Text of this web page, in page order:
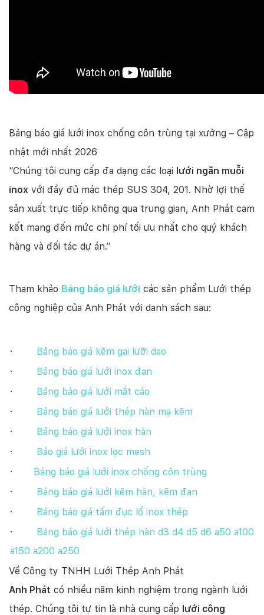
Bảng báo giá lưới inox chống côn trùng tại xưởng – Cập
nhật mới nhất 2026
“Chúng tôi cung cấp đa dạng các loại lưới ngăn muỗi
inox với đầy đủ mác thép SUS 304, 201. Nhờ lợi thế
sản xuất trực tiếp không qua trung gian, Anh Phát cam
kết mang đến mức chi phí tối ưu nhất cho quý khách
hàng và đối tác dự án.”
Tham khảo Bảng báo giá lưới các sản phẩm Lưới thép
công nghiệp của Anh Phát với danh sách sau:
· Bảng báo giá kẽm gai lưỡi dao
· Bảng báo giá lưới inox đan
· Bảng báo giá lưới mắt cáo
· Bảng báo giá lưới thép hàn mạ kẽm
· Bảng báo giá lưới inox hàn
· Báo giá lưới inox lọc mesh
· Bảng báo giá lưới inox chống côn trùng
· Bảng báo giá lưới kẽm hàn, kẽm đan
· Bảng báo giá tấm đục lổ inox thép
· Bảng báo giá lưới thép hàn d3 d4 d5 d6 a50 a100
a150 a200 a250
Về Công ty TNHH Lưới Thép Anh Phát
Anh Phát có nhiều năm kinh nghiệm trong ngành lưới
thép. Chúng tôi tự tin là nhà cung cấp lưới công